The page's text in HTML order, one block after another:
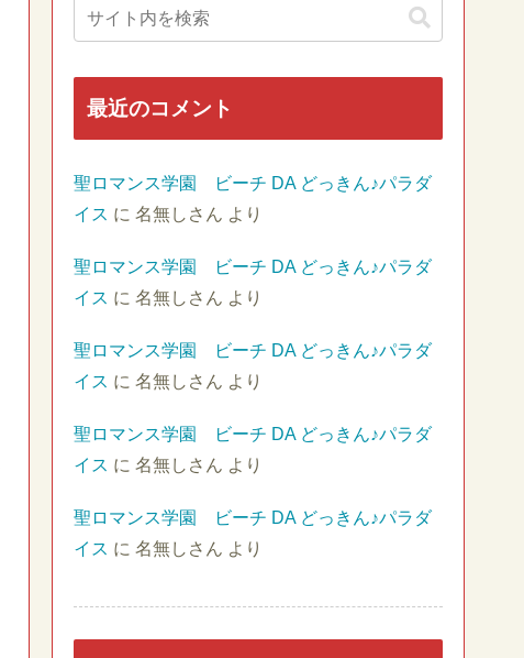
最近のコメント
聖ロマンス学園 ビーチ DA どっきん♪パラダ
イス に 名無しさん より
聖ロマンス学園 ビーチ DA どっきん♪パラダ
イス に 名無しさん より
聖ロマンス学園 ビーチ DA どっきん♪パラダ
イス に 名無しさん より
聖ロマンス学園 ビーチ DA どっきん♪パラダ
イス に 名無しさん より
聖ロマンス学園 ビーチ DA どっきん♪パラダ
イス に 名無しさん より